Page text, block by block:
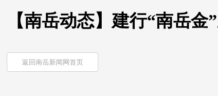
【南岳动态】建行“南岳金
返回南岳新闻网首页